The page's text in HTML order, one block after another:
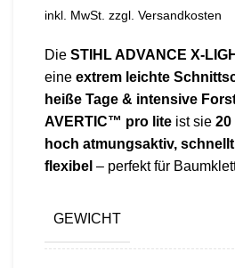
inkl. MwSt. zzgl. Versandkosten
Die STIHL ADVANCE X-
eine extrem leichte
heiße Tage & intensive
AVERTIC™ pro lite ist sie 20
hoch atmungsaktiv,
flexibel – perfekt für
GEWICHT